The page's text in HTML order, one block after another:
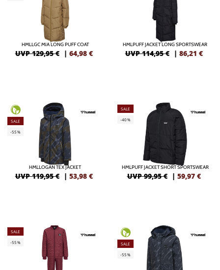
HMLLGC MIA LONG PUFF COAT
UVP 129,95 € | 64,98 €
HMLPUFF JACKET LONG SPORTSWEAR
UVP 114,95 € | 86,21 €
SALE
-55%
HMLLOGAN TEX JACKET
UVP 119,95 € | 53,98 €
SALE
-40%
HMLPUFF JACKET SHORT SPORTSWEAR
UVP 99,95 € | 59,97 €
SALE
-55%
SALE
-55%